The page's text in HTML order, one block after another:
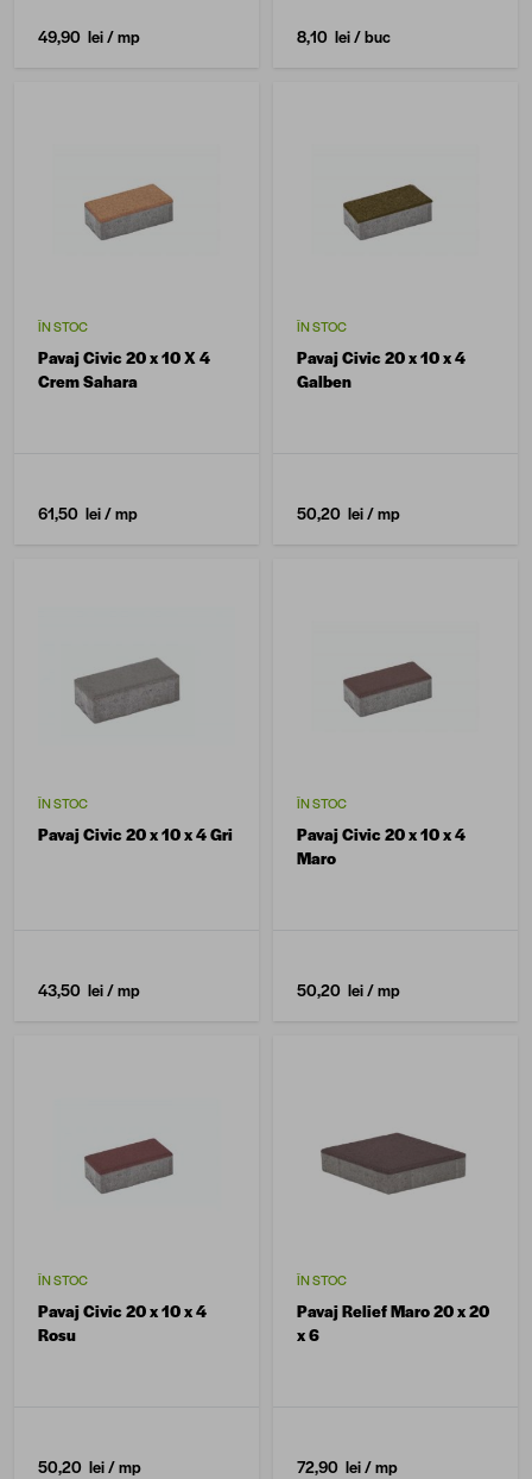
49,90 lei/ mp 8,10 lei/ buc
ÎN STOC
Pavaj Civic 20 x 10 X 4
Crem Sahara
61,50 lei/ mp
ÎN STOC
Pavaj Civic 20 x 10 x 4
Galben
50,20 lei/ mp
ÎN STOC
Pavaj Civic 20 x 10 x 4 Gri
43,50 lei/ mp
ÎN STOC
Pavaj Civic 20 x 10 x 4
Maro
50,20 lei/ mp
ÎN STOC
Pavaj Civic 20 x 10 x 4
Rosu
50,20 lei/ mp
ÎN STOC
Pavaj Relief Maro 20 x 20
x 6
72,90 lei/ mp